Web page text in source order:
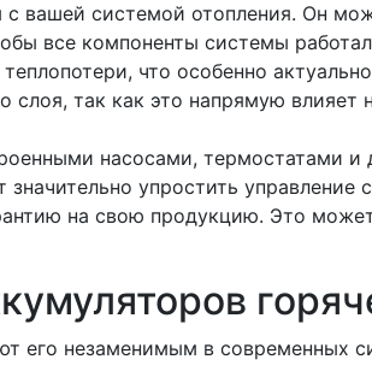
вашей системой отопления. Он
все компоненты системы
что особенно
слоя, так как это напрямую влияет
насосами, термостатами и
упростить управление
на свою продукцию. Это
его незаменимым в современных